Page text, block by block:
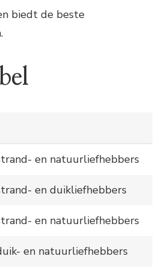
biedt de beste
en natuurliefhebbers
en duikliefhebbers
en natuurliefhebbers
en natuurliefhebbers